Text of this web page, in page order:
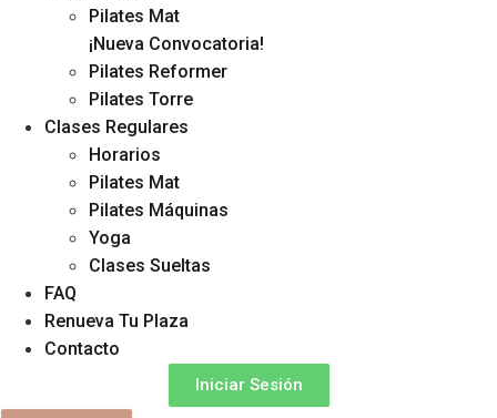
Pilates Mat
¡Nueva Convocatoria!
Pilates Reformer
Pilates Torre
Clases Regulares
Horarios
Pilates Mat
Pilates Máquinas
Yoga
Clases Sueltas
FAQ
Renueva Tu Plaza
Contacto
Iniciar Sesión